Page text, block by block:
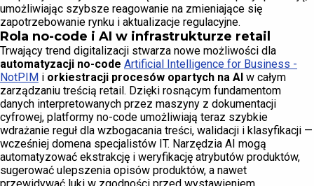
umożliwiając szybsze reagowanie na zmieniające się
zapotrzebowanie rynku i aktualizacje regulacyjne.
Rola no-code i AI w infrastrukturze retail
Trwający trend digitalizacji stwarza nowe możliwości dla
automatyzacji no-code Artificial Intelligence for Business -
NotPIM i orkiestracji procesów opartych na AI w całym
zarządzaniu treścią retail. Dzięki rosnącym fundamentom
danych interpretowanych przez maszyny z dokumentacji
cyfrowej, platformy no-code umożliwiają teraz szybkie
wdrażanie reguł dla wzbogacania treści, walidacji i klasyfikacji —
wcześniej domena specjalistów IT. Narzędzia AI mogą
automatyzować ekstrakcję i weryfikację atrybutów produktów,
sugerować ulepszenia opisów produktów, a nawet